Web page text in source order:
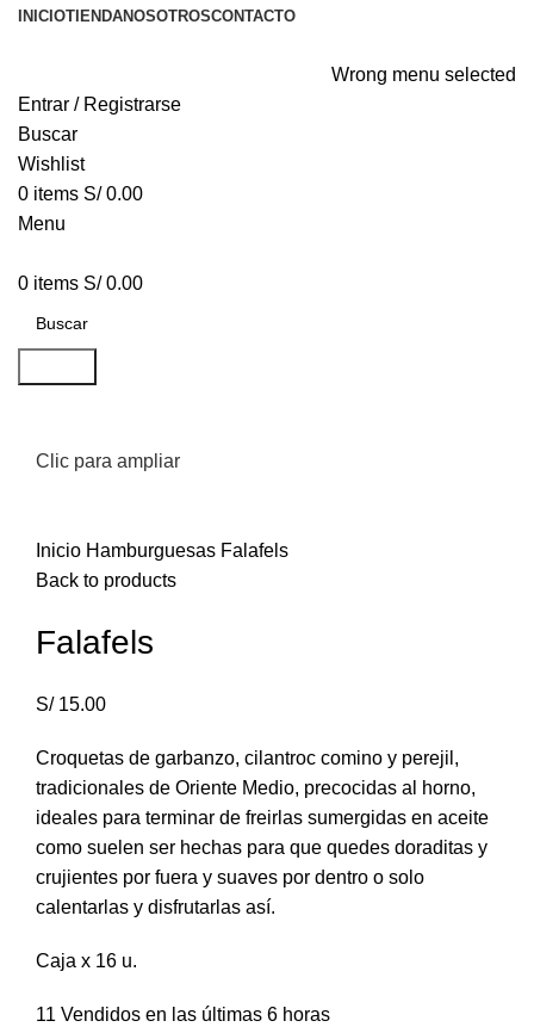
INICIOTIENDANOSOTROSCONTACTO
Wrong menu selected
Entrar / Registrarse
Buscar
Wishlist
0 items S/0.00
Menu
0 items S/0.00
Clic para ampliar
Inicio Hamburguesas Falafels
Back to products
Falafels
S/15.00
Croquetas de garbanzo, cilantroc comino y perejil,
tradicionales de Oriente Medio, precocidas al horno,
ideales para terminar de freirlas sumergidas en aceite
como suelen ser hechas para que quedes doraditas y
crujientes por fuera y suaves por dentro o solo
calentarlas y disfrutarlas así.
Caja x 16 u.
11 Vendidos en las últimas 6 horas